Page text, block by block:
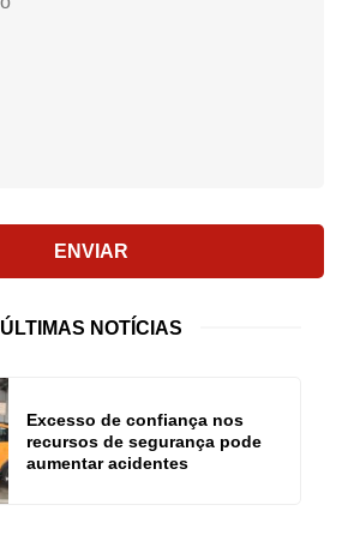
ENVIAR
ÚLTIMAS NOTÍCIAS
Excesso de confiança nos
recursos de segurança pode
aumentar acidentes